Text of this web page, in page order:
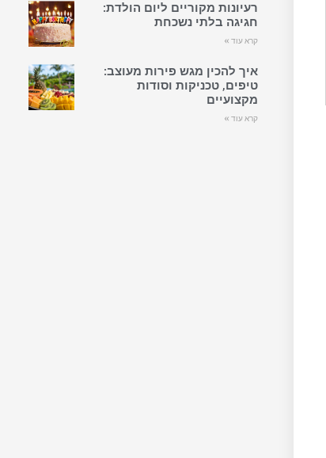
רעיונות מקוריים ליום הולדת:
חגיגה בלתי נשכחת
קרא עוד »
איך להכין מגש פירות מעוצב:
טיפים, טכניקות וסודות
מקצועיים
קרא עוד »